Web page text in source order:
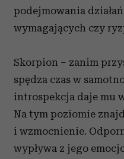
podejmowania
wymagających czy
Skorpion – zanim
spędza czas w
introspekcja daje mu
Na tym poziomie
i wzmocnienie.
wypływa z jego